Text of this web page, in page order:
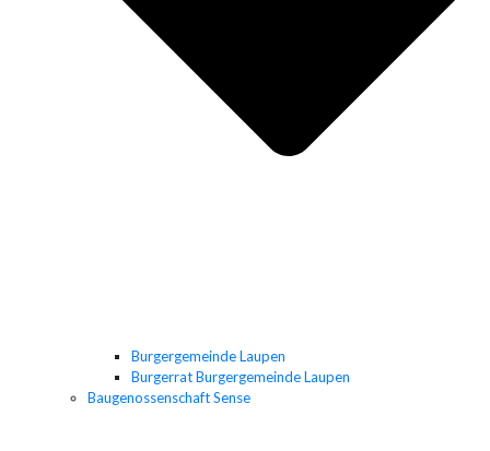
Burgergemeinde Laupen
Burgerrat Burgergemeinde Laupen
Baugenossenschaft Sense